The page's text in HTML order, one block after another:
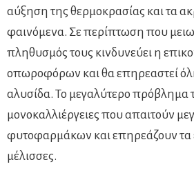
αύξηση της θερμοκρασίας και τα
φαινόμενα. Σε περίπτωση που
πληθυσμός τους κινδυνεύει η
οπωροφόρων και θα επηρεαστεί
αλυσίδα. Το μεγαλύτερο πρόβλημα
μονοκαλλιέργειες που απαιτούν
φυτοφαρμάκων και επηρεάζουν τα
μέλισσες.